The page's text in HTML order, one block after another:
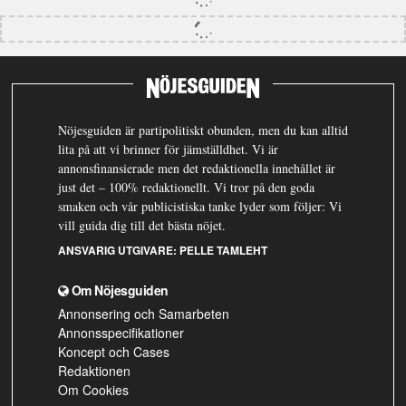
Nöjesguiden är partipolitiskt obunden, men du kan alltid
lita på att vi brinner för jämställdhet. Vi är
annonsfinansierade men det redaktionella innehållet är
just det – 100% redaktionellt. Vi tror på den goda
smaken och vår publicistiska tanke lyder som följer: Vi
vill guida dig till det bästa nöjet.
ANSVARIG UTGIVARE: PELLE TAMLEHT
Om Nöjesguiden
Annonsering och Samarbeten
Annonsspecifikationer
Koncept och Cases
Redaktionen
Om Cookies